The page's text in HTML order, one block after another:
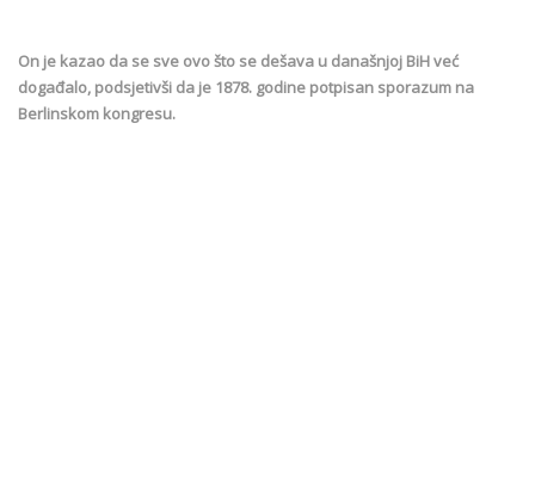
On je kazao da se sve ovo što se dešava u današnjoj BiH već
događalo, podsjetivši da je 1878. godine potpisan sporazum na
Berlinskom kongresu.